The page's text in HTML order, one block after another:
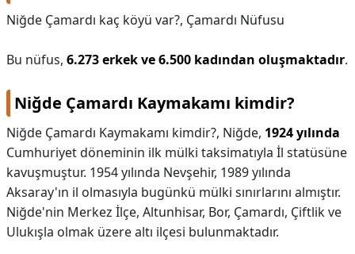
Niğde Çamardı kaç köyü var?, Çamardı Nüfusu
Bu nüfus, 6.273 erkek ve 6.500 kadından oluşmaktadır.
Niğde Çamardı Kaymakamı kimdir?
Niğde Çamardı Kaymakamı kimdir?, Niğde, 1924 yılında
Cumhuriyet döneminin ilk mülki taksimatıyla İl statüsüne
kavuşmuştur. 1954 yılında Nevşehir, 1989 yılında
Aksaray'ın il olmasıyla bugünkü mülki sınırlarını almıştır.
Niğde'nin Merkez İlçe, Altunhisar, Bor, Çamardı, Çiftlik ve
Ulukışla olmak üzere altı ilçesi bulunmaktadır.